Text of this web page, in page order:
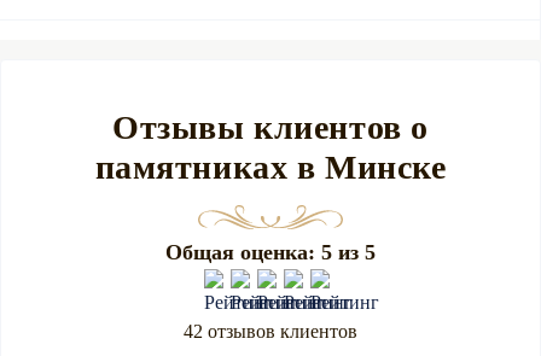
Отзывы клиентов о
памятниках в Минске
Общая оценка: 5 из 5
42 отзывов клиентов